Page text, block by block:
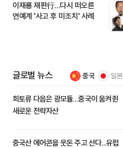
이재룡 재판行…다시 떠오른
연예계 '사고 후 미조치' 사례
글로벌 뉴스 중국 일본
희토류 다음은 광모듈…중국이 움켜쥔
새로운 전략자산
중국산 에어콘을 웃돈 주고 산다...유럽